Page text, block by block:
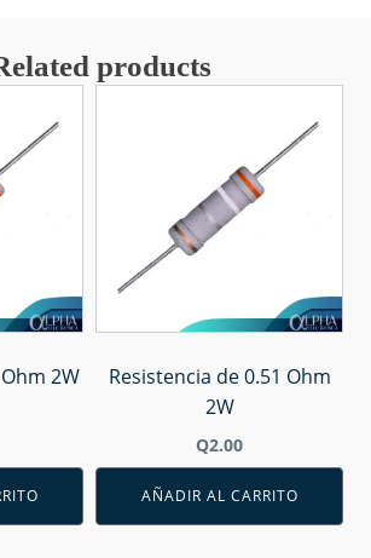
products
2W
Resistencia de 0.51 Ohm
2W
Q2.00
AÑADIR AL CARRITO